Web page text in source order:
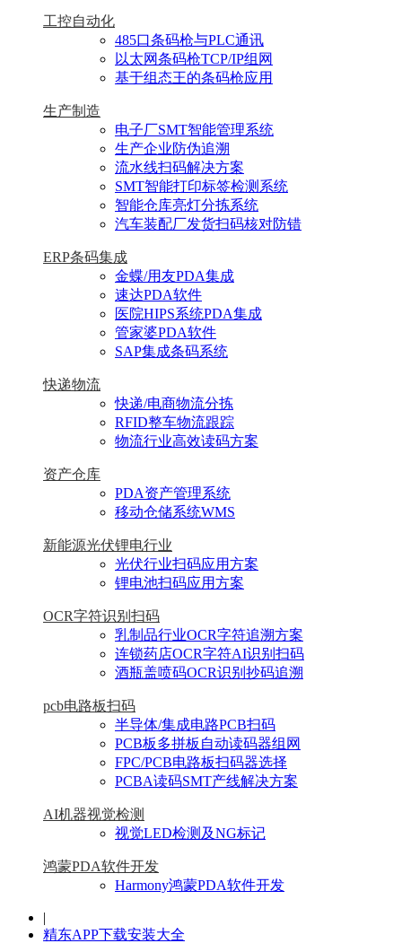
工控自动化
485口条码枪与PLC通讯
以太网条码枪TCP/IP组网
基于组态王的条码枪应用
生产制造
电子厂SMT智能管理系统
生产企业防伪追溯
流水线扫码解决方案
SMT智能打印标签检测系统
智能仓库亮灯分拣系统
汽车装配厂发货扫码核对防错
ERP条码集成
金蝶/用友PDA集成
速达PDA软件
医院HIPS系统PDA集成
管家婆PDA软件
SAP集成条码系统
快递物流
快递/电商物流分拣
RFID整车物流跟踪
物流行业高效读码方案
资产仓库
PDA资产管理系统
移动仓储系统WMS
新能源光伏锂电行业
光伏行业扫码应用方案
锂电池扫码应用方案
OCR字符识别扫码
乳制品行业OCR字符追溯方案
连锁药店OCR字符AI识别扫码
酒瓶盖喷码OCR识别抄码追溯
pcb电路板扫码
半导体/集成电路PCB扫码
PCB板多拼板自动读码器组网
FPC/PCB电路板扫码器选择
PCBA读码SMT产线解决方案
AI机器视觉检测
视觉LED检测及NG标记
鸿蒙PDA软件开发
Harmony鸿蒙PDA软件开发
|
精东APP下载安装大全